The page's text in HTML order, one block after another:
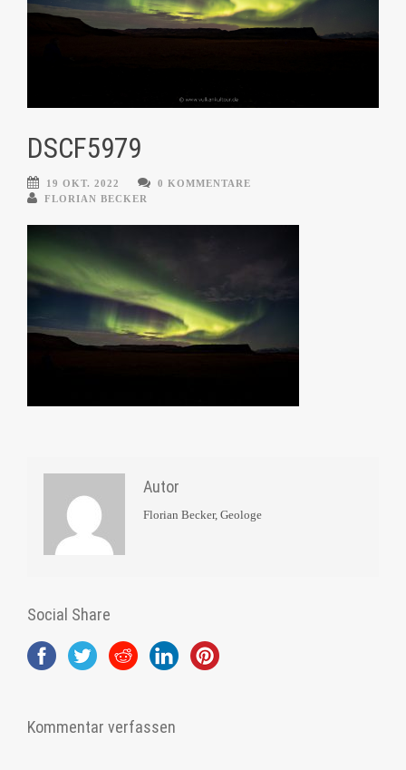
DSCF5979
19 OKT. 2022
0 KOMMENTARE
FLORIAN BECKER
Autor
Florian Becker, Geologe
Social Share
Kommentar verfassen